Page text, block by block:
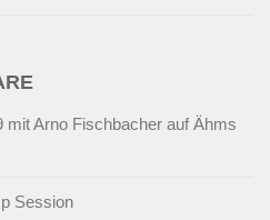
mit Arno Fischbacher auf Ähms
Session